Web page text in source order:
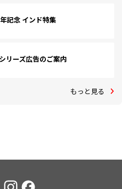
記念 インド特集
リーズ広告のご案内
もっと見る